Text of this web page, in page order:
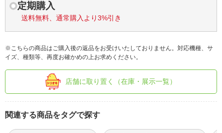
定期購入
送料無料、通常購入より3%引き
※こちらの商品はご購入後の返品をお受けいたしておりません。対応機種、サ
イズ、種類等、再度お確かめの上お求めください。
店舗に取り置く（在庫・展示一覧）
関連する商品をタグで探す